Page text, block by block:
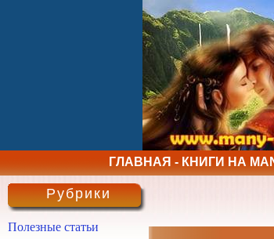
ГЛАВНАЯ - КНИГИ НА
Рубрики
Полезные статьи